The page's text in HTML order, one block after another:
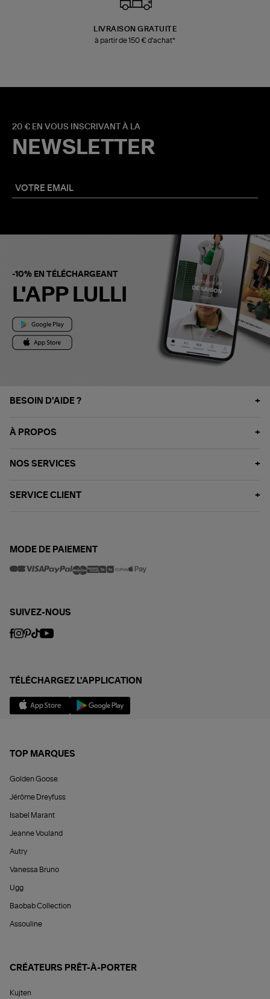
LIVRAISON GRATUITE
à partir de 150 € d'achat*
20 € EN VOUS INSCRIVANT À LA
NEWSLETTER
-10% EN TÉLÉCHARGEANT
L'APP LULLI
BESOIN D'AIDE ?
À PROPOS
NOS SERVICES
SERVICE CLIENT
MODE DE PAIEMENT
SUIVEZ-NOUS
TÉLÉCHARGEZ L'APPLICATION
TOP MARQUES
Golden Goose
Jérôme Dreyfuss
Isabel Marant
Jeanne Vouland
Autry
Vanessa Bruno
Ugg
Baobab Collection
Assouline
CRÉATEURS PRÊT-À-PORTER
Kujten